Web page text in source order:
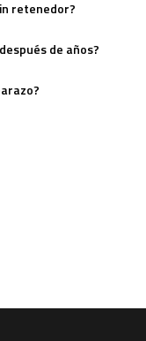
retenedor?
de años?